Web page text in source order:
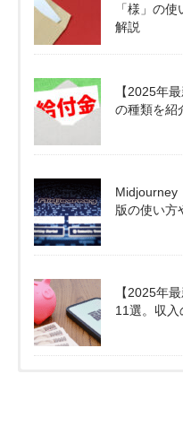
「様」の
解説
【2025年
の種類を紹
Midjourney
版の使い方
【2025年
11選。収入